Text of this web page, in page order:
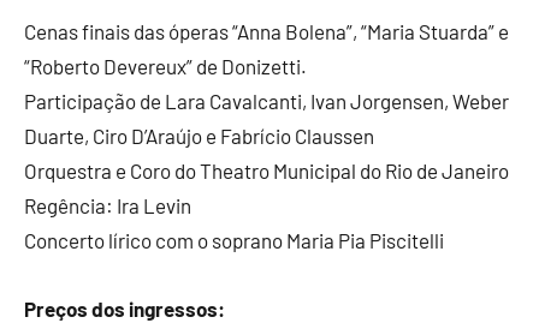
Cenas finais das óperas “Anna Bolena”, “Maria Stuarda” e
“Roberto Devereux” de Donizetti.
Participação de Lara Cavalcanti, Ivan Jorgensen, Weber
Duarte, Ciro D’Araújo e Fabrício Claussen
Orquestra e Coro do Theatro Municipal do Rio de Janeiro
Regência: Ira Levin
Concerto lírico com o soprano Maria Pia Piscitelli
Preços dos ingressos: